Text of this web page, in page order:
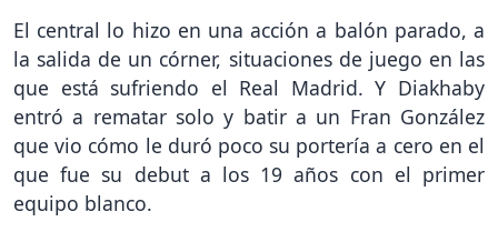
El central lo hizo en una acción a balón parado, a
la salida de un córner, situaciones de juego en las
que está sufriendo el Real Madrid. Y Diakhaby
entró a rematar solo y batir a un Fran González
que vio cómo le duró poco su portería a cero en el
que fue su debut a los 19 años con el primer
equipo blanco.